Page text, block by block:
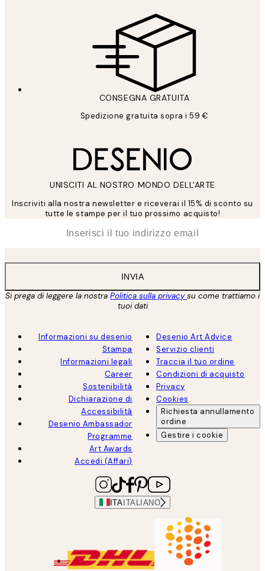
CONSEGNA GRATUITA
Spedizione gratuita sopra i 59 €
UNISCITI AL NOSTRO MONDO DELL'ARTE
Inscriviti alla nostra newsletter e riceverai il 15% di sconto su
tutte le stampe per il tuo prossimo acquisto!
INVIA
Si prega di leggere la nostra Politica sulla privacysu come trattiamo i
tuoi dati
Informazioni su desenio
Stampa
Informazioni legali
Career
Sostenibilità
Dichiarazione di
Accessibilità
Desenio Ambassador
Programme
Art Awards
Accedi (Affari)
Desenio Art Advice
Servizio clienti
Traccia il tuo ordine
Condizioni di acquisto
Privacy
Cookies
Richiesta annullamento
ordine
Gestire i cookie
ITAITALIANO